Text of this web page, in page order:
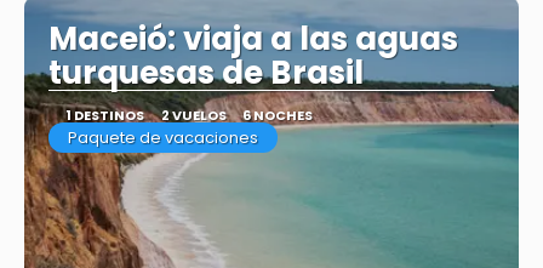
Maceió: viaja a las aguas
turquesas de Brasil
1 DESTINOS 2 VUELOS 6 NOCHES
Paquete de vacaciones